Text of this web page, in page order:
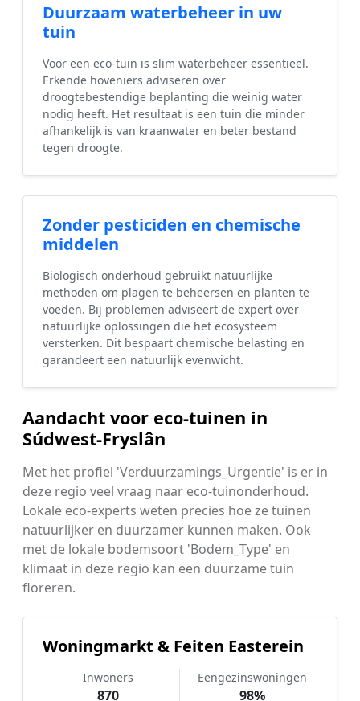
Duurzaam waterbeheer in uw
tuin
Voor een eco-tuin is slim waterbeheer essentieel.
Erkende hoveniers adviseren over
droogtebestendige beplanting die weinig water
nodig heeft. Het resultaat is een tuin die minder
afhankelijk is van kraanwater en beter bestand
tegen droogte.
Zonder pesticiden en chemische
middelen
Biologisch onderhoud gebruikt natuurlijke
methoden om plagen te beheersen en planten te
voeden. Bij problemen adviseert de expert over
natuurlijke oplossingen die het ecosysteem
versterken. Dit bespaart chemische belasting en
garandeert een natuurlijk evenwicht.
Aandacht voor eco-tuinen in
Súdwest-Fryslân
Met het profiel 'Verduurzamings_Urgentie' is er in
deze regio veel vraag naar eco-tuinonderhoud.
Lokale eco-experts weten precies hoe ze tuinen
natuurlijker en duurzamer kunnen maken. Ook
met de lokale bodemsoort 'Bodem_Type' en
klimaat in deze regio kan een duurzame tuin
floreren.
Woningmarkt & Feiten Easterein
Inwoners
870
Eengezinswoningen
98%